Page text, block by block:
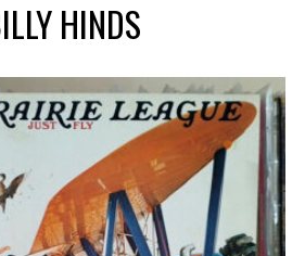
HINDS